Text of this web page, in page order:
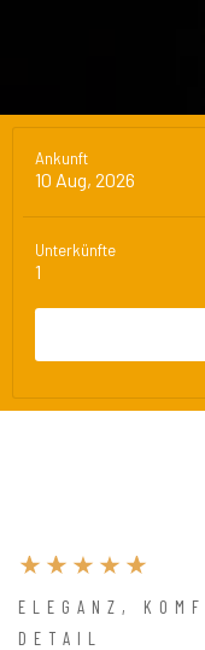
Ankunft
10 Aug, 2026
Unterkünfte
1
ELEGANZ,
DETAIL